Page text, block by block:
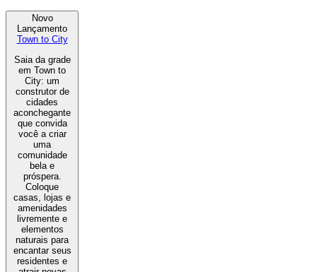
Novo
Lançamento
Town to City
Saia da grade
em Town to
City: um
construtor de
cidades
aconchegante
que convida
você a criar
uma
comunidade
bela e
próspera.
Coloque
casas, lojas e
amenidades
livremente e
elementos
naturais para
encantar seus
residentes e